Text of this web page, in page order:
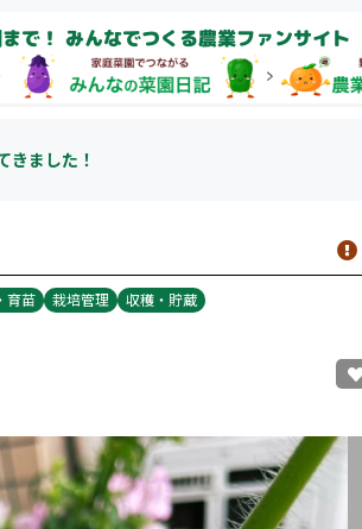
で！ みんなでつくる農業ファンサイト
きました！
育苗 栽培管理 収穫・貯蔵